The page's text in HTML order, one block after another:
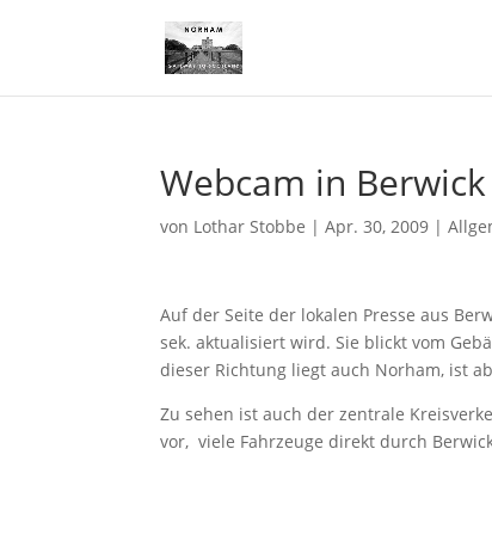
Webcam in
von Lothar Stobbe |Apr. 30, 2009 |
Auf der Seite der lokalen Presse aus
sek. aktualisiert wird. Sie blickt vom
dieser Richtung liegt auch Norham, ist
Zu sehen ist auch der zentrale
vor, viele Fahrzeuge direkt durch